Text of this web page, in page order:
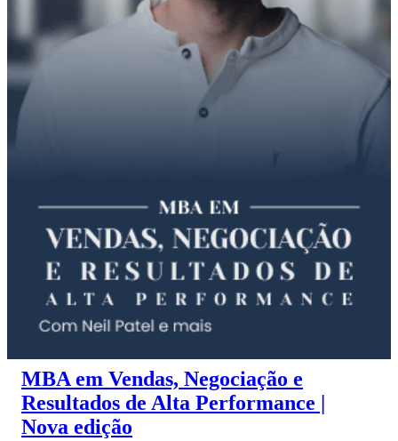
MBA em Vendas, Negociação e
Resultados de Alta Performance |
Nova edição